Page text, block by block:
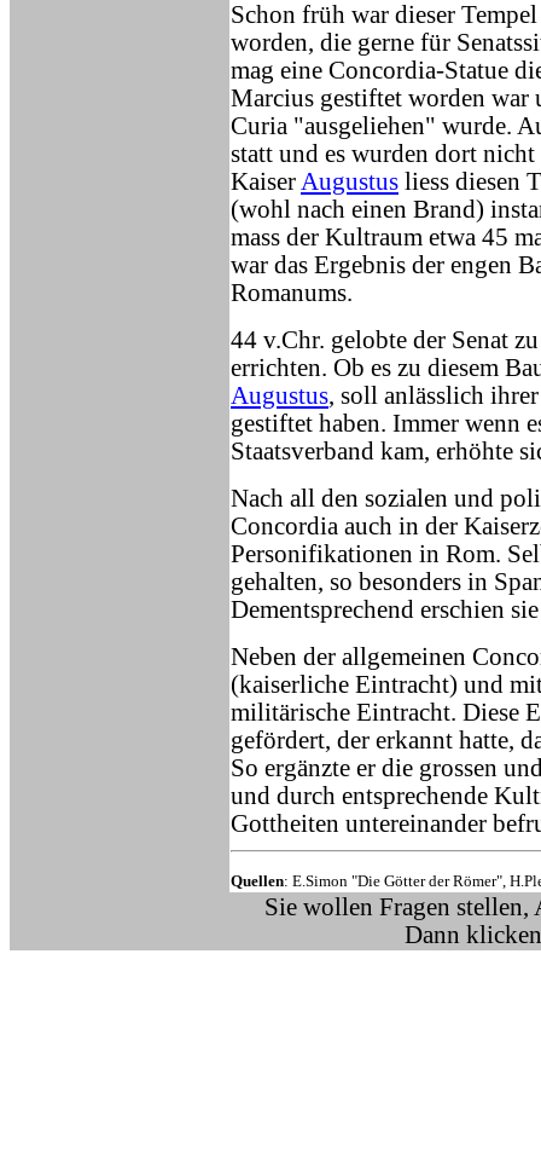
Schon früh war dieser
worden, die gerne für
mag eine Concordia-Statue
Marcius gestiftet worden war
Curia "ausgeliehen" wurde.
statt und es wurden dort
Kaiser Augustus liess diesen
(wohl nach einen Brand)
mass der Kultraum etwa 45
war das Ergebnis der engen
Romanums.
44 v.Chr. gelobte der Senat
errichten. Ob es zu diesem
Augustus, soll anlässlich
gestiftet haben. Immer wenn
Staatsverband kam, erhöhte
Nach all den sozialen und
Concordia auch in der
Personifikationen in Rom.
gehalten, so besonders in
Dementsprechend erschien
Neben der allgemeinen
(kaiserliche Eintracht) und
militärische Eintracht. Diese
gefördert, der erkannt hatte,
So ergänzte er die grossen
und durch entsprechende
Gottheiten untereinander
Quellen: E.Simon "Die Götter der Römer",
Sie wollen Fragen stellen,
Dann